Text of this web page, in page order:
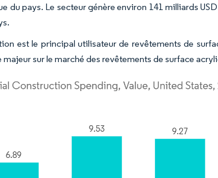
du pays. Le secteur génère environ 141 milliards
est le principal utilisateur de revêtements de
sur le marché des revêtements de surface